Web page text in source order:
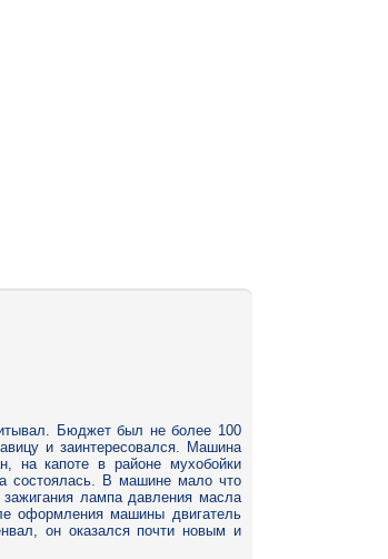
Бюджет был не более 100
и заинтересовался. Машина
на капоте в районе мухобойки
состоялась. В машине мало что
лампа давления масла
оформления машины двигатель
он оказался почти новым и